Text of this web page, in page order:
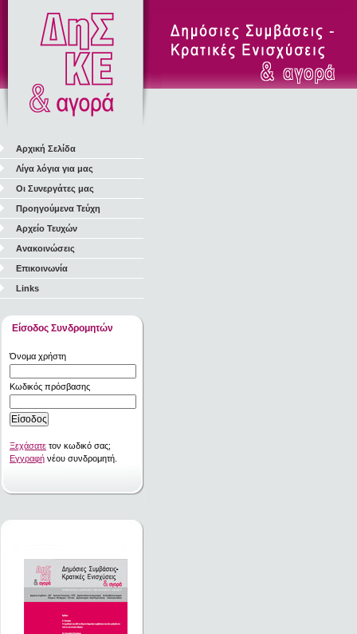
Αρχική Σελίδα
Λίγα λόγια για μας
Οι Συνεργάτες μας
Προηγούμενα Τεύχη
Αρχείο Τευχών
Ανακοινώσεις
Επικοινωνία
Links
Είσοδος Συνδρομητών
Όνομα χρήστη
Κωδικός πρόσβασης
Ξεχάσατε τον κωδικό σας;
Εγγραφή νέου συνδρομητή.